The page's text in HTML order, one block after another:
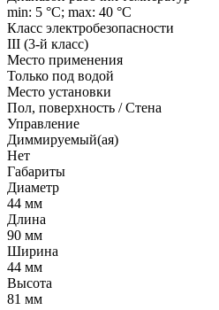
min: 5 °C; max: 40 °C
Класс электробезопасности
III (3-й класс)
Место применения
Только под водой
Место установки
Пол, поверхность / Стена
Управление
Диммируемый(ая)
Нет
Габариты
Диаметр
44 мм
Длина
90 мм
Ширина
44 мм
Высота
81 мм